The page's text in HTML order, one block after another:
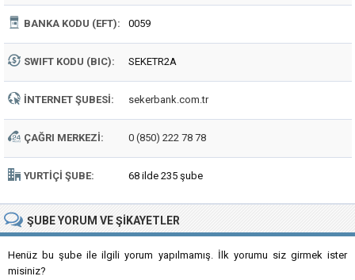
BANKA KODU (EFT): 0059
SWIFT KODU (BIC): SEKETR2A
İNTERNET ŞUBESI: sekerbank.com.tr
ÇAĞRI MERKEZI: 0 (850) 222 78 78
YURTIÇI ŞUBE: 68 ilde 235 şube
ŞUBEYORUM VE ŞIKAYETLER
Henüz bu şube ile ilgili yorum yapılmamış. İlk yorumu siz girmek ister
misiniz?